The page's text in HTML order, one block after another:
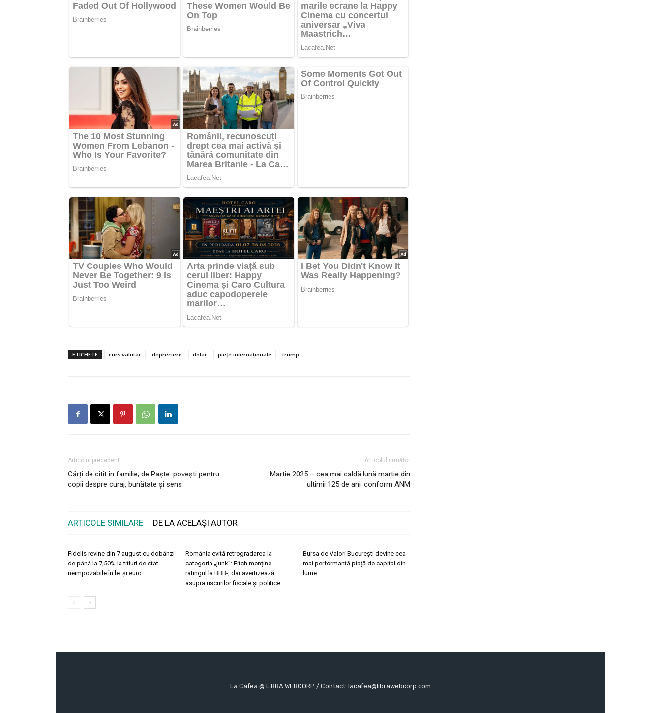
ETICHETE curs valutar depreciere dolar piețe internaționale trump
Articolul precedent
Cărți de citit în familie, de Paște: povești pentru
copii despre curaj, bunătate și sens
Articolul următor
Martie 2025 – cea mai caldă lună martie din
ultimii 125 de ani, conform ANM
ARTICOLE SIMILARE DE LA ACELAȘI AUTOR
Fidelis revine din 7 august cu dobânzi
de până la 7,50% la titluri de stat
neimpozabile în lei și euro
România evită retrogradarea la
categoria „junk”: Fitch menține
ratingul la BBB-, dar avertizează
asupra riscurilor fiscale și politice
Bursa de Valori București devine cea
mai performantă piață de capital din
lume
La Cafea @ LIBRA WEBCORP / Contact: lacafea@librawebcorp.com